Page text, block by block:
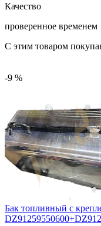
Качество
проверенное временем
С этим товаром
-9 %
Бак топливный с